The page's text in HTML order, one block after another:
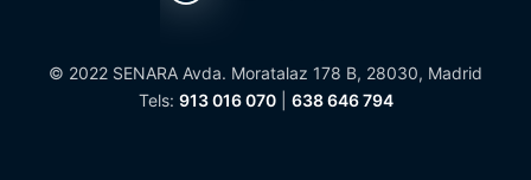
© 2022 SENARA Avda. Moratalaz 178 B, 28030, Madrid
Tels: 913 016 070| 638 646 794